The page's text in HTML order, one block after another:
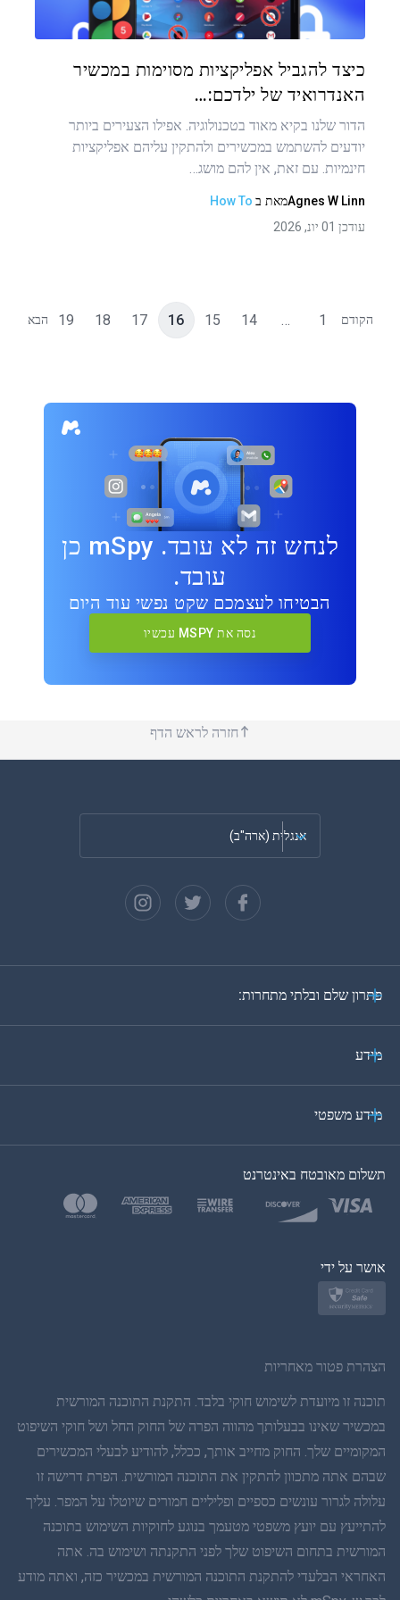
כיצד להגביל אפליקציות מסוימות במכשיר
האנדרואיד של ילדכם:…
הדור שלנו בקיא מאוד בטכנולוגיה. אפילו הצעירים ביותר
יודעים להשתמש במכשירים ולהתקין עליהם אפליקציות
חינמיות. עם זאת, אין להם מושג…
Agnes W Linnמאת ב How To
עודכן 01 יונ, 2026
הקודם 1
…
14
15
16
17
18
19 הבא
לנחש זה לא עובד. mSpy כן
עובד.
הבטיחו לעצמכם שקט נפשי עוד היום
נסה את MSPY עכשיו
חזרה לראש הדף
אנגלית (ארה"ב)
גרמנית
בטורקית
פולנית
תאית
סינית פשוטה
דנית
הינדי
פתרון שלם ובלתי מתחרות:
מידע
מידע משפטי
תשלום מאובטח באינטרנט
אושר על ידי
הצהרת פטור מאחריות
תוכנה זו מיועדת לשימוש חוקי בלבד. התקנת התוכנה המורשית
במכשיר שאינו בבעלותך מהווה הפרה של החוק החל ושל חוקי השיפוט
המקומיים שלך. החוק מחייב אותך, ככלל, להודיע לבעלי המכשירים
שבהם אתה מתכוון להתקין את התוכנה המורשית. הפרת דרישה זו
עלולה לגרור עונשים כספיים ופליליים חמורים שיוטלו על המפר. עליך
להתייעץ עם יועץ משפטי מטעמך בנוגע לחוקיות השימוש בתוכנה
המורשית בתחום השיפוט שלך לפני התקנתה ושימוש בה. אתה
האחראי הבלעדי להתקנת התוכנה המורשית במכשיר כזה, ואתה מודע